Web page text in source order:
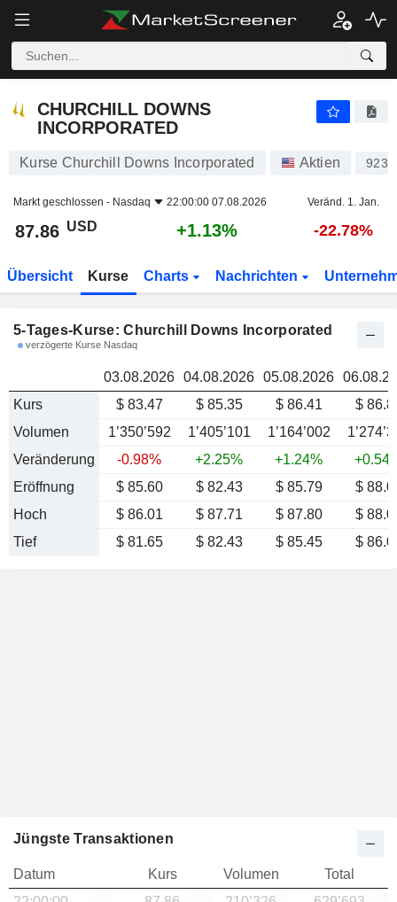
CHURCHILL DOWNS INCORPORATED 87.86
CHURCHILL DOWNS
INCORPORATED
Kurse Churchill Downs Incorporated Aktien
Markt geschlossen - Nasdaq 22:00:00 07.08.2026 Veränd. 1. Jan.
87.86 USD +1.13% -22.78%
Übersicht Kurse Charts Nachrichten
5-Tages-Kurse: Churchill Downs Incorporated
verzögerte Kurse Nasdaq
03.08.2026 04.08.2026 05.08.2026
Kurs
$ 83.47 $ 85.35 $ 86.41
$
Volumen
1’350’592 1’405’101 1’164’002
Veränderung
-0.98% +2.25% +1.24%
Eröffnung
$ 85.60 $ 82.43 $ 85.79
$
Hoch
$ 86.01 $ 87.71 $ 87.80
$
Tief
$ 81.65 $ 82.43 $ 85.45 $
Jüngste Transaktionen
Datum Kurs Volumen
Total